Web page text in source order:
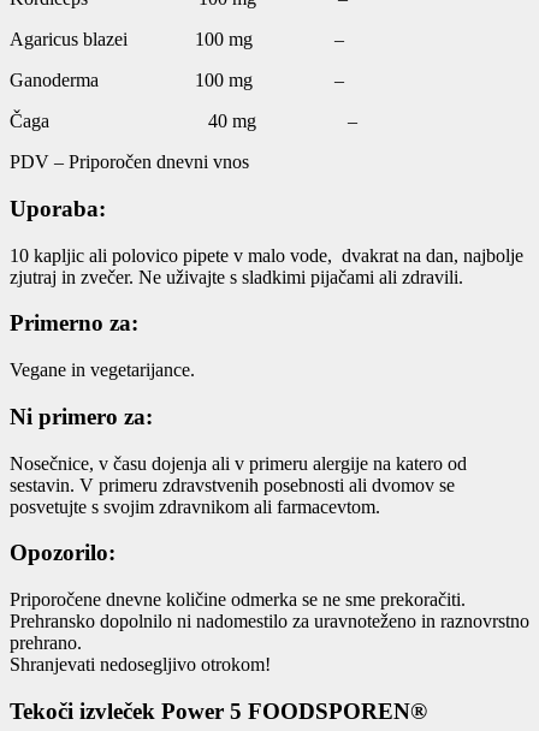
Agaricus blazei 100 mg –
Ganoderma 100 mg –
Čaga 40 mg –
PDV – Priporočen dnevni vnos
Uporaba:
10 kapljic ali polovico pipete v malo vode, dvakrat na dan, najbolje
zjutraj in zvečer. Ne uživajte s sladkimi pijačami ali zdravili.
Primerno za:
Vegane in vegetarijance.
Ni primero za:
Nosečnice, v času dojenja ali v primeru alergije na katero od
sestavin. V primeru zdravstvenih posebnosti ali dvomov se
posvetujte s svojim zdravnikom ali farmacevtom.
Opozorilo:
Priporočene dnevne količine odmerka se ne sme prekoračiti.
Prehransko dopolnilo ni nadomestilo za uravnoteženo in raznovrstno
prehrano.
Shranjevati nedosegljivo otrokom!
Tekoči izvleček Power 5 FOODSPOREN®